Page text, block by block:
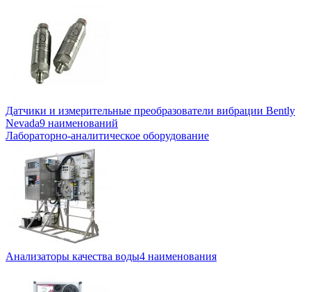
Датчики и измерительные преобразователи вибрации Bently
Nevada9 наименований
Лабораторно-аналитическое оборудование
Анализаторы качества воды4 наименования